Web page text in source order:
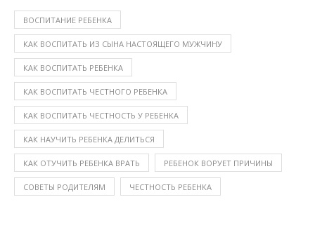
ВОСПИТАНИЕ РЕБЕНКА
КАК ВОСПИТАТЬ ИЗ СЫНА НАСТОЯЩЕГО МУЖЧИНУ
КАК ВОСПИТАТЬ РЕБЕНКА
КАК ВОСПИТАТЬ ЧЕСТНОГО РЕБЕНКА
КАК ВОСПИТАТЬ ЧЕСТНОСТЬ У РЕБЕНКА
КАК НАУЧИТЬ РЕБЕНКА ДЕЛИТЬСЯ
КАК ОТУЧИТЬ РЕБЕНКА ВРАТЬ РЕБЕНОК ВОРУЕТ ПРИЧИНЫ
СОВЕТЫ РОДИТЕЛЯМ ЧЕСТНОСТЬ РЕБЕНКА